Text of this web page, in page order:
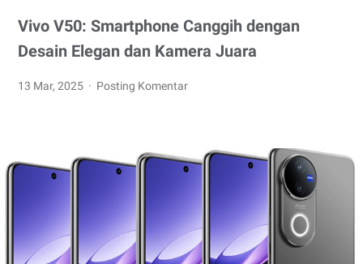
Vivo V50: Smartphone Canggih dengan
Desain Elegan dan Kamera Juara
13 Mar, 2025 Posting Komentar